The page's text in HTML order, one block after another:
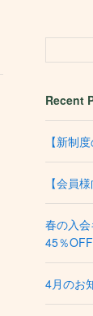
Recent
【新制
【会員
春の入
45％OFF
4月のお